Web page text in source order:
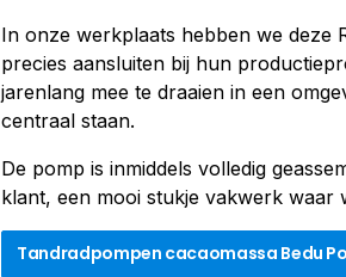
In onze werkplaats hebben we deze
precies aansluiten bij hun
jarenlang mee te draaien in een
centraal staan.
De pomp is inmiddels volledig
klant, een mooi stukje vakwerk waar
Tandradpompen cacaomassa Bedu